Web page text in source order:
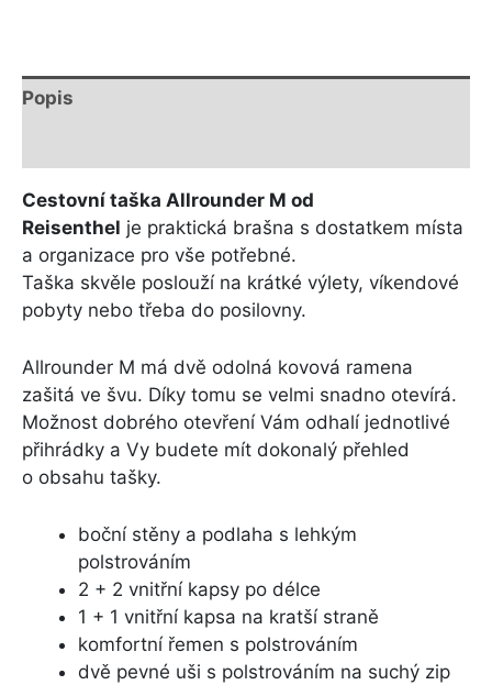
Popis
Cestovní taška Allrounder M od
Reisenthel je praktická brašna s dostatkem místa
a organizace pro vše potřebné.
Taška skvěle poslouží na krátké výlety, víkendové
pobyty nebo třeba do posilovny.
Allrounder M má dvě odolná kovová ramena
zašitá ve švu. Díky tomu se velmi snadno otevírá.
Možnost dobrého otevření Vám odhalí jednotlivé
přihrádky a Vy budete mít dokonalý přehled
o obsahu tašky.
boční stěny a podlaha s lehkým
polstrováním
2 + 2 vnitřní kapsy po délce
1 + 1 vnitřní kapsa na kratší straně
komfortní řemen s polstrováním
dvě pevné uši s polstrováním na suchý zip